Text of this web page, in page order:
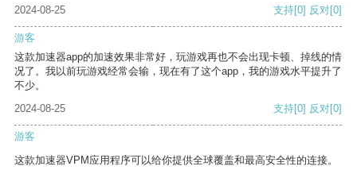
2024-08-25
支持[0] 反对[0]
游客
这款加速器app的加速效果非常好，玩游戏再也不会出现卡顿、掉线的情
况了。我以前玩游戏经常会输，现在有了这个app，我的游戏水平提升了
不少。
2024-08-25
支持[0] 反对[0]
游客
这款加速器VPM应用程序可以给你提供全球覆盖和最高安全性的连接。